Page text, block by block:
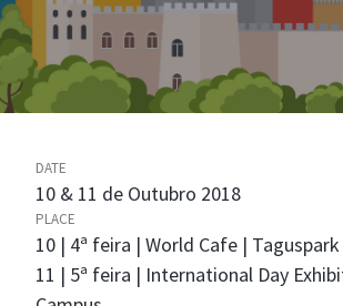
DATE
10 & 11 de Outubro 2018
PLACE
10 | 4ª feira | World Cafe |
11 | 5ª feira | International Day